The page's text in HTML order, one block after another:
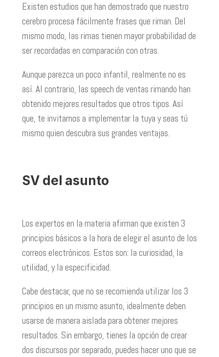
Existen estudios que han demostrado que nuestro
cerebro procesa fácilmente frases que riman. Del
mismo modo, las rimas tienen mayor probabilidad de
ser recordadas en comparación con otras.
Aunque parezca un poco infantil, realmente no es
así. Al contrario, las speech de ventas rimando han
obtenido mejores resultados que otros tipos. Así
que, te invitamos a implementar la tuya y seas tú
mismo quien descubra sus grandes ventajas.
SV del asunto
Los expertos en la materia afirman que existen 3
principios básicos a la hora de elegir el asunto de los
correos electrónicos. Estos son: la curiosidad, la
utilidad, y la especificidad.
Cabe destacar, que no se recomienda utilizar los 3
principios en un mismo asunto, idealmente deben
usarse de manera aislada para obtener mejores
resultados. Sin embargo, tienes la opción de crear
dos discursos por separado, puedes hacer uno que se